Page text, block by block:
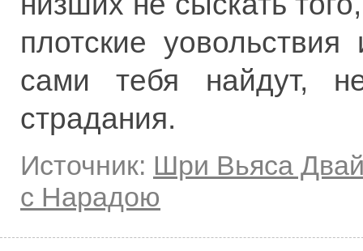
плотские
сами тебя найдут,
страдания.
Источник: Шри Вьяса
с Нарадою